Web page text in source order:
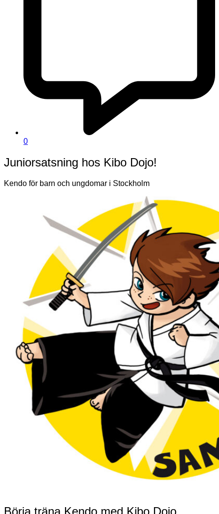
0
Juniorsatsning hos Kibo Dojo!
Kendo för barn och ungdomar i Stockholm
Börja träna Kendo med Kibo Dojo